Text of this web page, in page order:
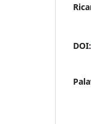
DOI: